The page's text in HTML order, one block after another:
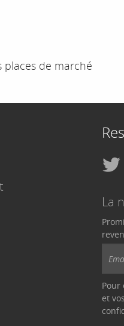
places de marché
La
Pour
et